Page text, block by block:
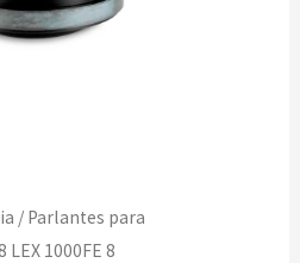
/ Parlantes para
LEX 1000FE 8